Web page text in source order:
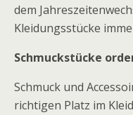
dem
Kleidungsstücke
Schmuckstücke
Schmuck und
richtigen Platz im